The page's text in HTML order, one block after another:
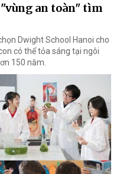
an toàn" tìm
Dwight School Hanoi cho
có thể tỏa sáng tại ngôi
150 năm.